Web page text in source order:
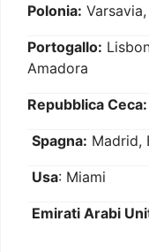
Polonia:
Portogallo:
Amadora
Repubblica Ceca:
Spagna: Madrid,
Usa: Miami
Emirati Arabi